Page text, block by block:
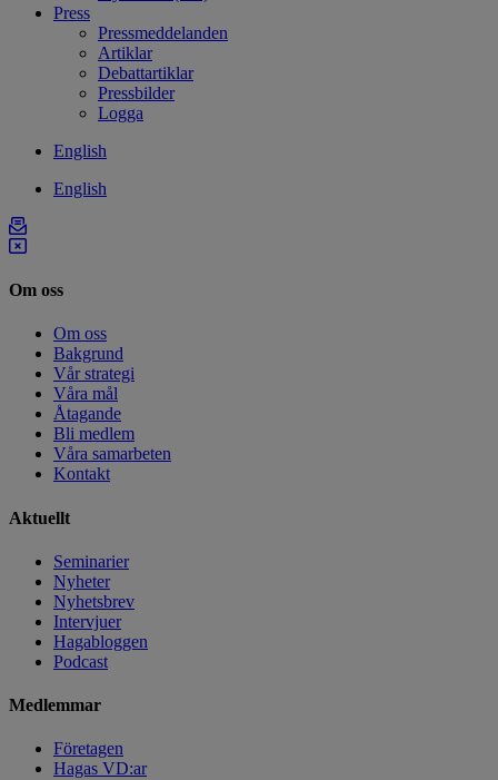
Press
Pressmeddelanden
Artiklar
Debattartiklar
Pressbilder
Logga
English
English
Om oss
Om oss
Bakgrund
Vår strategi
Våra mål
Åtagande
Bli medlem
Våra samarbeten
Kontakt
Aktuellt
Seminarier
Nyheter
Nyhetsbrev
Intervjuer
Hagabloggen
Podcast
Medlemmar
Företagen
Hagas VD:ar